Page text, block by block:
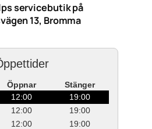
servicebutik på
13, Bromma
Öppnar
Stänger
12:00
19:00
12:00
19:00
12:00
19:00